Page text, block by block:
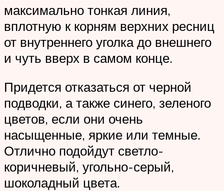
максимально тонкая линия,
вплотную к корням верхних ресниц
от внутреннего уголка до внешнего
и чуть вверх в самом конце.
Придется отказаться от черной
подводки, а также синего, зеленого
цветов, если они очень
насыщенные, яркие или темные.
Отлично подойдут светло-
коричневый, угольно-серый,
шоколадный цвета.